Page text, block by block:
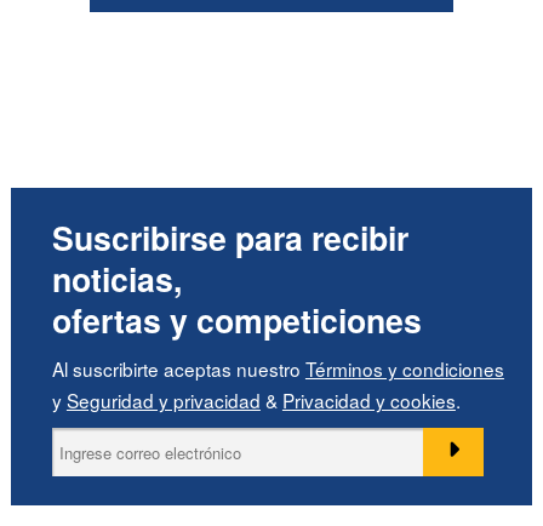
Suscribirse para recibir
noticias,
ofertas y competiciones
Al suscribirte aceptas nuestro Términos y condiciones
ySeguridad y privacidad & Privacidad y cookies.